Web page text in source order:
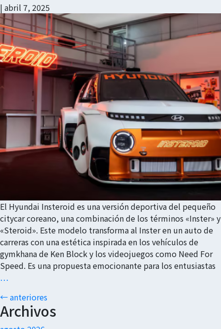
| abril 7, 2025
El Hyundai Insteroid es una versión deportiva del pequeño
citycar coreano, una combinación de los términos «Inster» y
«Steroid». Este modelo transforma al Inster en un auto de
carreras con una estética inspirada en los vehículos de
gymkhana de Ken Block y los videojuegos como Need For
Speed. Es una propuesta emocionante para los entusiastas
…
Navegación
de
←anteriores
Archivos